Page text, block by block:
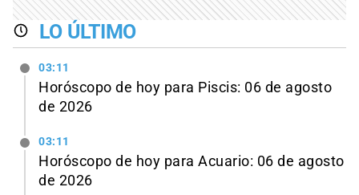
LO ÚLTIMO
03:11
Horóscopo de hoy para Piscis: 06 de agosto
de 2026
03:11
Horóscopo de hoy para Acuario: 06 de agosto
de 2026